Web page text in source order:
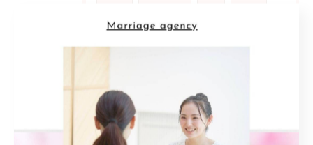
カウンセリング アットホーム
安心材料 婚活女性 ライフ